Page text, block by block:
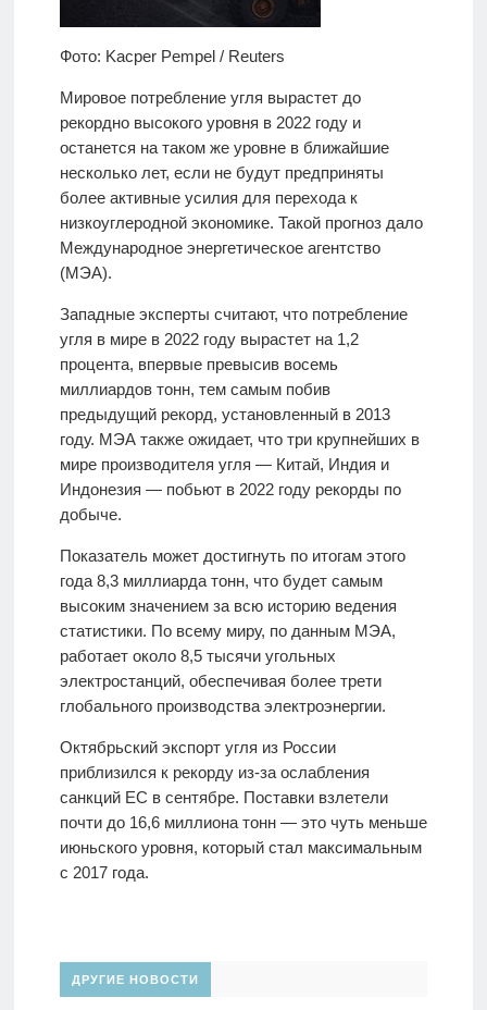
Фото: Kacper Pempel / Reuters
Мировое потребление угля вырастет до
рекордно высокого уровня в 2022 году и
останется на таком же уровне в ближайшие
несколько лет, если не будут предприняты
более активные усилия для перехода к
низкоуглеродной экономике. Такой прогноз дало
Международное энергетическое агентство
(МЭА).
Западные эксперты считают, что потребление
угля в мире в 2022 году вырастет на 1,2
процента, впервые превысив восемь
миллиардов тонн, тем самым побив
предыдущий рекорд, установленный в 2013
году. МЭА также ожидает, что три крупнейших в
мире производителя угля — Китай, Индия и
Индонезия — побьют в 2022 году рекорды по
добыче.
Показатель может достигнуть по итогам этого
года 8,3 миллиарда тонн, что будет самым
высоким значением за всю историю ведения
статистики. По всему миру, по данным МЭА,
работает около 8,5 тысячи угольных
электростанций, обеспечивая более трети
глобального производства электроэнергии.
Октябрьский экспорт угля из России
приблизился к рекорду из-за ослабления
санкций ЕС в сентябре. Поставки взлетели
почти до 16,6 миллиона тонн — это чуть меньше
июньского уровня, который стал максимальным
с 2017 года.
ДРУГИЕ НОВОСТИ